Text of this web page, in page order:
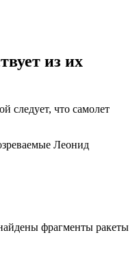
из их
следует, что самолет
Леонид
фрагменты ракеты